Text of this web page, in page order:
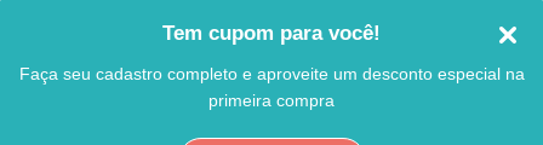
Tem cupom para você!
Faça seu cadastro completo e aproveite um desconto especial na
primeira compra